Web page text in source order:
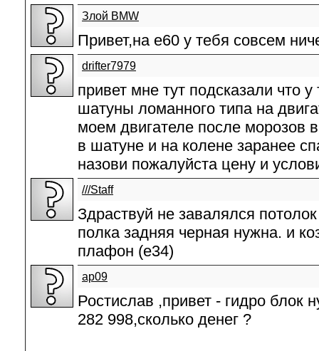
Злой BMW
Привет,на е60 у тебя совсем
drifter7979
привет мне тут подсказали что
шатуны ломанного типа на
моем двигателе после морозов
в шатуне и на колене заранее
назови пожалуйста цену и
///Staff
Здраствуй не завалялся
полка задняя черная нужна. и
плафон (e34)
ар09
Ростислав ,привет - гидро блок
282 998,сколько денег ?